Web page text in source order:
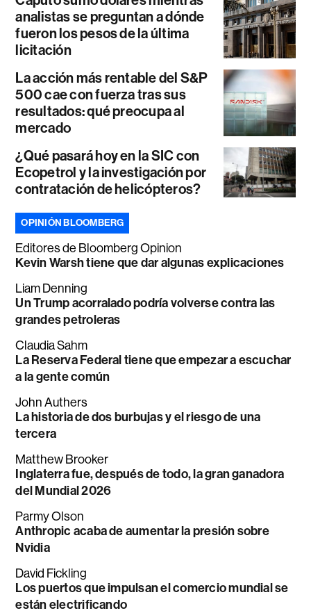
analistas se preguntan a dónde
fueron los pesos de la última
licitación
La acción más rentable del S&P
500 cae con fuerza tras sus
resultados: qué preocupa al
mercado
¿Qué pasará hoy en la SIC con
Ecopetrol y la investigación por
contratación de helicópteros?
OPINIÓN BLOOMBERG
Editores de Bloomberg Opinion
Kevin Warsh tiene que dar algunas explicaciones
Liam Denning
Un Trump acorralado podría volverse contra las
grandes petroleras
Claudia Sahm
La Reserva Federal tiene que empezar a escuchar
a la gente común
John Authers
La historia de dos burbujas y el riesgo de una
tercera
Matthew Brooker
Inglaterra fue, después de todo, la gran ganadora
del Mundial 2026
Parmy Olson
Anthropic acaba de aumentar la presión sobre
Nvidia
David Fickling
Los puertos que impulsan el comercio mundial se
están electrificando